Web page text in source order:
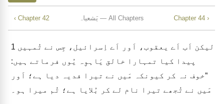
‹ Chapter 42 یَشعیاہ — All Chapters Chapter 44 ›
1
پیدا کیا تمہارا خالق یَاہوِہ یُوں فرماتے ہیں:
“خوف نہ کر کیونکہ مَیں نے تیرا فدیہ دیا ہے؛ اَور
مَیں نے تُجھے تیرا نام لے کر بُلایا ہے؛ تُم میرا ہو۔